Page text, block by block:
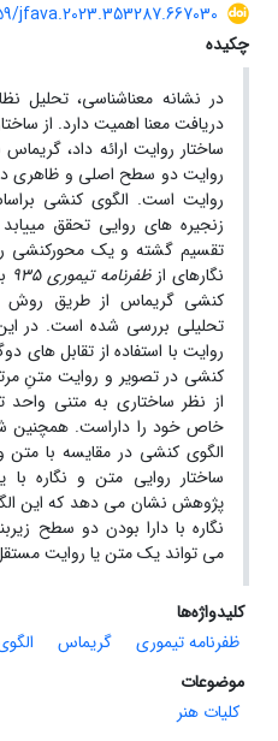
jfava.2023.353287.667030
چکیده
در نشانه معناشناسی، تحلیل
دریافت معنا اهمیت دارد. از
ساختار روایت ارائه داد،
روایت است. الگوی­ کنشی
زنجیره­ های­ روایی تحقق
تقسیم گشته و یک محورکنشی
نگاره­ای ازظفرنامه تیموری 935
کنشی گریماس از طریق روش
تحلیلی بررسی شده است. در
روایت با استفاده از تقابل ­های
کنشی­ ­در تصویر­ و روایت متنِ
از نظر ساختاری به متنی واحد
خاص خود را داراست. همچنین
الگوی­ کنشی در مقایسه با متن و
ساختار روایی متن و نگاره
پژوهش نشان می ­دهد که این
نگاره با دارا بودن دو سطح
می­ تواند یک متن یا روایت
کلیدواژه‌ها
ظفرنامه تیموری
گریماس
موضوعات
کلیات هنر